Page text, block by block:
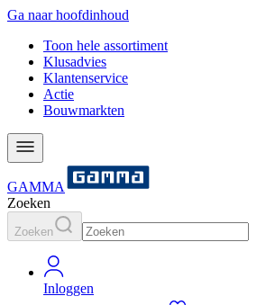
Ga naar hoofdinhoud
Toon hele assortiment
Klusadvies
Klantenservice
Actie
Bouwmarkten
GAMMA
Zoeken
Zoeken
Inloggen